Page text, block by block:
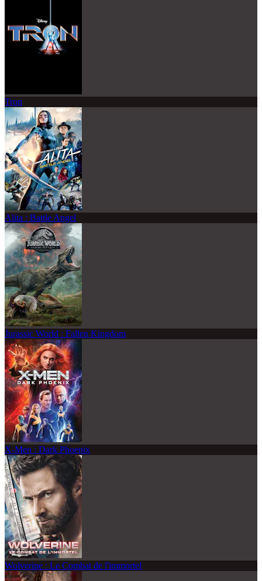
Tron
Alita : Battle Angel
Jurassic World : Fallen Kingdom
X-Men : Dark Phoenix
Wolverine : Le Combat de l'immortel